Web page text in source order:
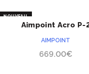
NOUVEAU
ACHETER
Aimpoint Acro P-
AIMPOINT
669.00€